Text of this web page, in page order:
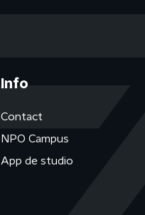
Info
Contact
NPO Campus
App de studio